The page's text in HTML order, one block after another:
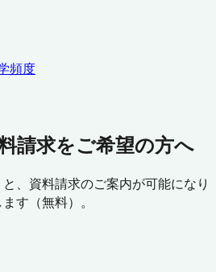
頻度
請求をご希望の方へ
、資料請求のご案内が可能になり
す（無料）。